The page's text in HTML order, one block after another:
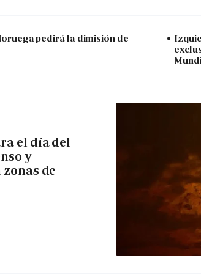
pedirá la dimisión de
el día del
y
de